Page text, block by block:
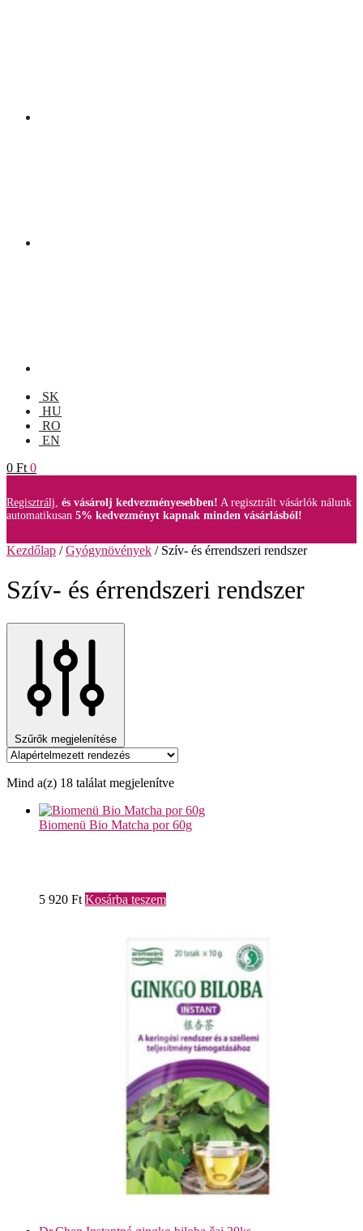
SK
HU
RO
EN
0 Ft 0
Regisztrálj, és vásárolj kedvezményesebben! A regisztrált vásárlók nálunk
automatikusan 5% kedvezményt kapnak minden vásárlásból!
Kezdőlap /Gyógynövények / Szív- és érrendszeri rendszer
Szív- és érrendszeri rendszer
Szűrők megjelenítése
Mind a(z) 18 találat megjelenítve
Biomenü Bio Matcha por 60g
5 920 Ft Kosárba teszem